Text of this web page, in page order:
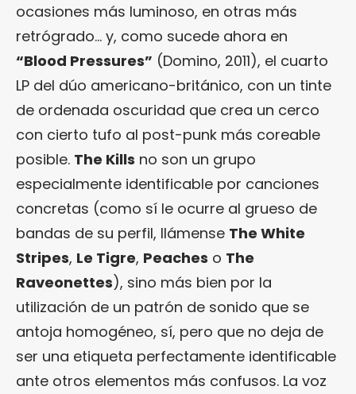
ocasiones más luminoso, en otras más
retrógrado… y, como sucede ahora en
“Blood Pressures” (Domino, 2011), el cuarto
LP del dúo americano-británico, con un tinte
de ordenada oscuridad que crea un cerco
con cierto tufo al post-punk más coreable
posible. The Kills no son un grupo
especialmente identificable por canciones
concretas (como sí le ocurre al grueso de
bandas de su perfil, llámense The White
Stripes, Le Tigre, Peaches o The
Raveonettes), sino más bien por la
utilización de un patrón de sonido que se
antoja homogéneo, sí, pero que no deja de
ser una etiqueta perfectamente identificable
ante otros elementos más confusos. La voz